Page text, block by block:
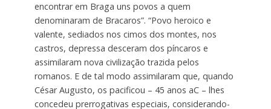
encontrar em Braga uns povos a quem
denominaram de Bracaros”. “Povo heroico e
valente, sediados nos cimos dos montes, nos
castros, depressa desceram dos píncaros e
assimilaram nova civilização trazida pelos
romanos. E de tal modo assimilaram que, quando
César Augusto, os pacificou – 45 anos aC – lhes
concedeu prerrogativas especiais, considerando-